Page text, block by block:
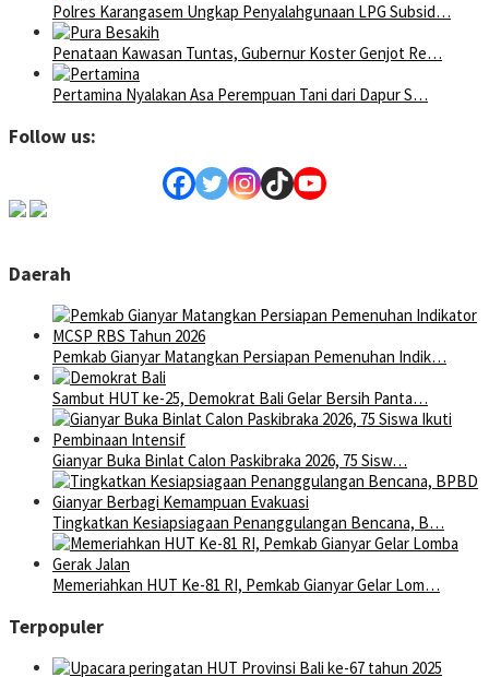
Polres Karangasem Ungkap Penyalahgunaan LPG Subsid…
Penataan Kawasan Tuntas, Gubernur Koster Genjot Re…
Pertamina Nyalakan Asa Perempuan Tani dari Dapur S…
Follow us:
Daerah
Pemkab Gianyar Matangkan Persiapan Pemenuhan Indik…
Sambut HUT ke-25, Demokrat Bali Gelar Bersih Panta…
Gianyar Buka Binlat Calon Paskibraka 2026, 75 Sisw…
Tingkatkan Kesiapsiagaan Penanggulangan Bencana, B…
Memeriahkan HUT Ke-81 RI, Pemkab Gianyar Gelar Lom…
Terpopuler